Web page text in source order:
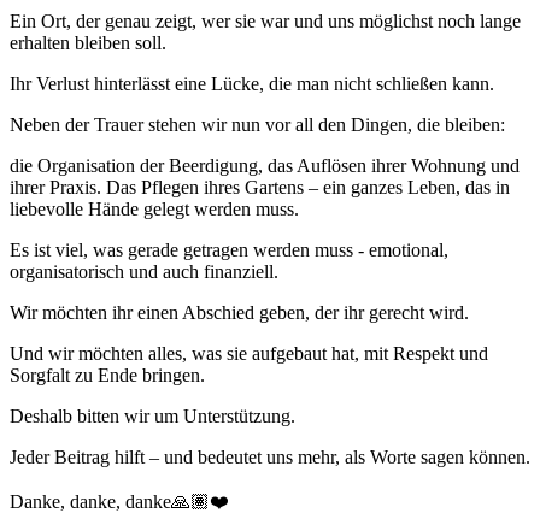
Ein Ort, der genau zeigt, wer sie war und uns möglichst noch lange
erhalten bleiben soll.
Ihr Verlust hinterlässt eine Lücke, die man nicht schließen kann.
Neben der Trauer stehen wir nun vor all den Dingen, die bleiben:
die Organisation der Beerdigung, das Auflösen ihrer Wohnung und
ihrer Praxis. Das Pflegen ihres Gartens – ein ganzes Leben, das in
liebevolle Hände gelegt werden muss.
Es ist viel, was gerade getragen werden muss - emotional,
organisatorisch und auch finanziell.
Wir möchten ihr einen Abschied geben, der ihr gerecht wird.
Und wir möchten alles, was sie aufgebaut hat, mit Respekt und
Sorgfalt zu Ende bringen.
Deshalb bitten wir um Unterstützung.
Jeder Beitrag hilft – und bedeutet uns mehr, als Worte sagen können.
Danke, danke, danke🙏🏽❤️